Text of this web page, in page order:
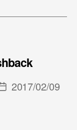
Дата
2017/02/09